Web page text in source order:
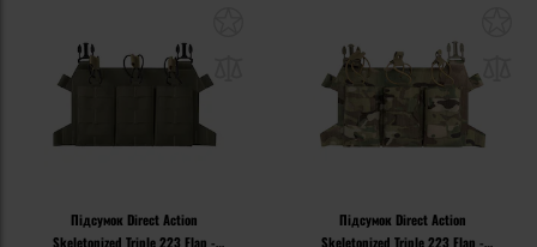
Підсумок Direct Action
Skeletonized Triple 223 Flap -
Підсумок Direct Action
Skeletonized Triple 223 Flap -